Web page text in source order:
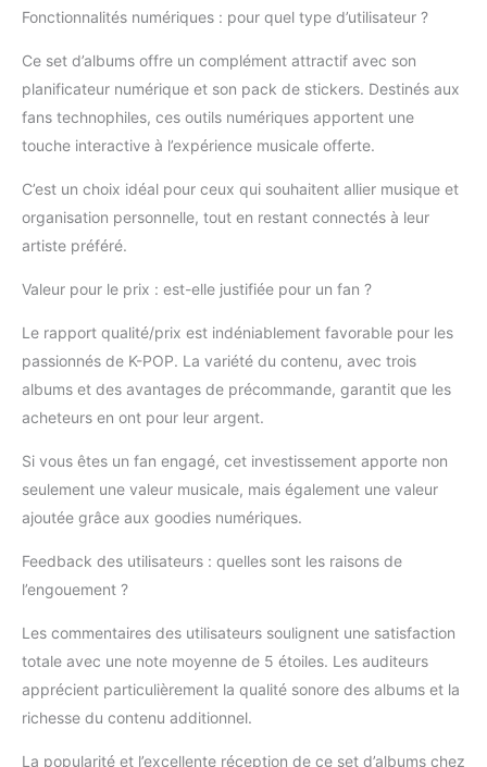
be Provided &
Trustworthy Local
Delivery Service)
Fonctionnalités numériques : pour quel type d’utilisateur ?
Ce set d’albums offre un complément attractif avec son
planificateur numérique et son pack de stickers. Destinés aux
fans technophiles, ces outils numériques apportent une
touche interactive à l’expérience musicale offerte.
C’est un choix idéal pour ceux qui souhaitent allier musique et
organisation personnelle, tout en restant connectés à leur
artiste préféré.
Valeur pour le prix : est-elle justifiée pour un fan ?
Le rapport qualité/prix est indéniablement favorable pour les
passionnés de K-POP. La variété du contenu, avec trois
albums et des avantages de précommande, garantit que les
acheteurs en ont pour leur argent.
Si vous êtes un fan engagé, cet investissement apporte non
seulement une valeur musicale, mais également une valeur
ajoutée grâce aux goodies numériques.
Feedback des utilisateurs : quelles sont les raisons de
l’engouement ?
Les commentaires des utilisateurs soulignent une satisfaction
totale avec une note moyenne de 5 étoiles. Les auditeurs
apprécient particulièrement la qualité sonore des albums et la
richesse du contenu additionnel.
La popularité et l’excellente réception de ce set d’albums chez